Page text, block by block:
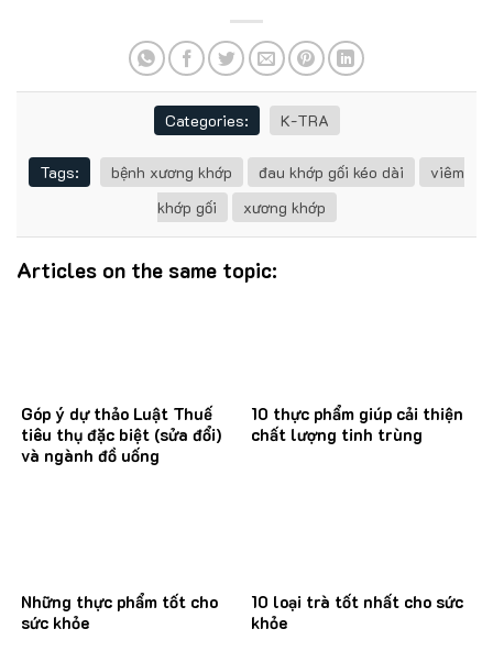
Categories: K-TRA
Tags: bệnh xương khớp đau khớp gối kéo dài
viêm
khớp gối
xương khớp
Articles on the same topic:
Góp ý dự thảo Luật Thuế
tiêu thụ đặc biệt (sửa đổi)
và ngành đồ uống
10 thực phẩm giúp cải thiện
chất lượng tinh trùng
Những thực phẩm tốt cho
sức khỏe
10 loại trà tốt nhất cho sức
khỏe